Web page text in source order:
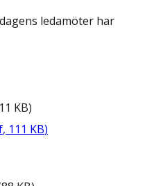
ledamöter har
KB)
, 111 KB)